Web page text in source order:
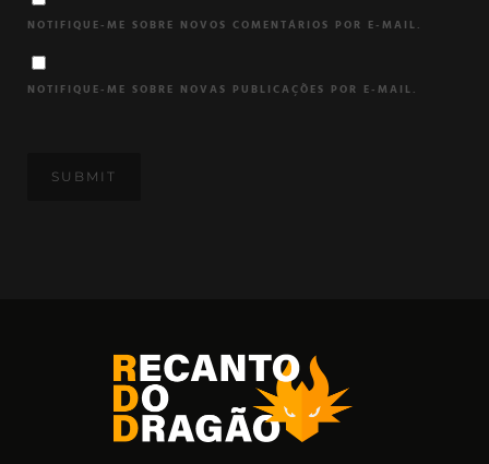
NOTIFIQUE-ME SOBRE NOVOS COMENTÁRIOS POR E-MAIL.
NOTIFIQUE-ME SOBRE NOVAS PUBLICAÇÕES POR E-MAIL.